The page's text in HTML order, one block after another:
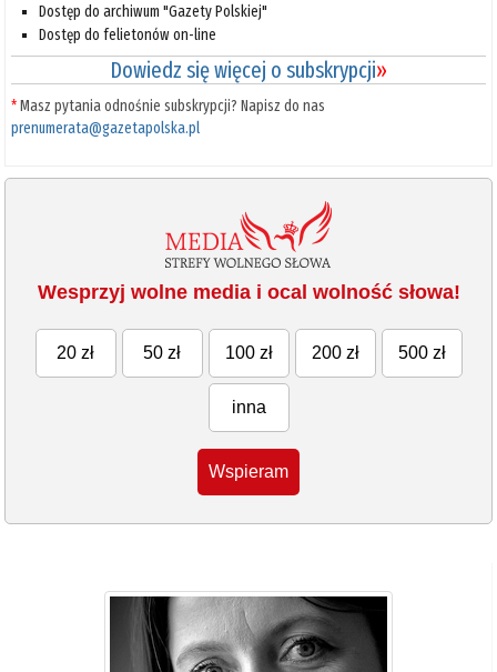
Dostęp do archiwum "Gazety Polskiej"
Dostęp do felietonów on-line
Dowiedz się więcej o subskrypcji»
*Masz pytania odnośnie subskrypcji? Napisz do nas
prenumerata@gazetapolska.pl
Wesprzyj wolne media i ocal wolność słowa!
20 zł 50 zł 100 zł 200 zł 500 zł
inna
Wspieram